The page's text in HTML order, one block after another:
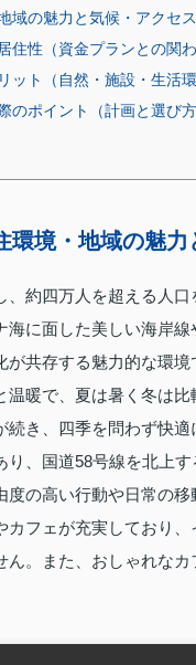
域の魅力と気候・アクセス
住性（資金プランとの関わ
ット（自然・施設・生活環
のポイント（計画と選び方
境・地域の魅力
約四万人を超える人
に面した美しい海岸
共存する魅力的な環境
暖で、夏は暑く冬は
き、四季を問わず快適
、国道58号線を北上
の高い行動や日常の
カフェが充実しており
。また、おしゃれな